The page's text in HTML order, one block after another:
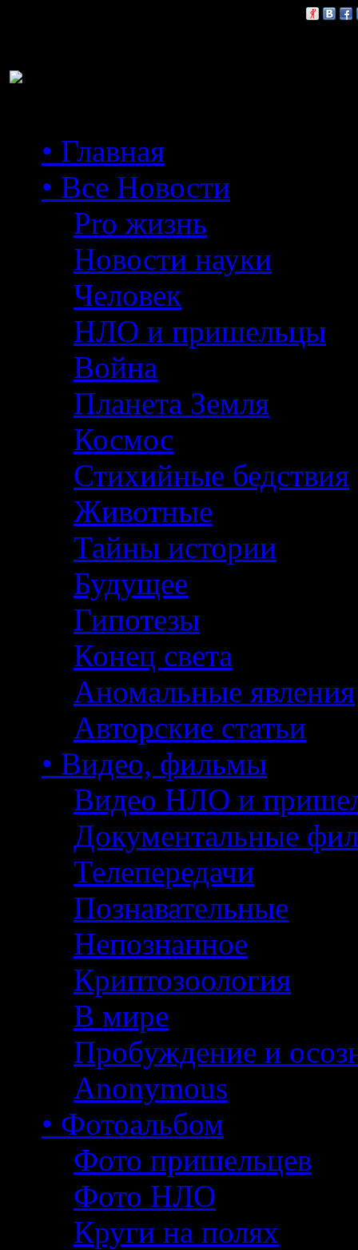
• Главная
• Все Новости
Pro жизнь
Новости науки
Человек
НЛО и пришельцы
Война
Планета Земля
Космос
Стихийные бедствия
Животные
Тайны истории
Будущее
Гипотезы
Конец света
Аномальные явления
Авторские статьи
• Видео, фильмы
Видео НЛО и
Документальные
Телепередачи
Познавательные
Непознанное
Криптозоология
В мире
Пробуждение и
Anonymous
• Фотоальбом
Фото пришельцев
Фото НЛО
Круги на полях